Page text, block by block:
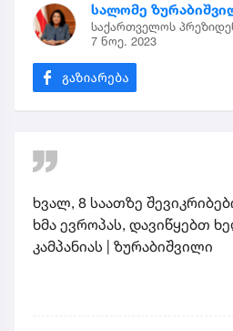
სალომე
საქართველოს
7 ნოე. 2023
ხვალ, 8 საათზე
ხმა ევროპას, დავიწყებთ
კამპანიას | ზურაბიშვილი